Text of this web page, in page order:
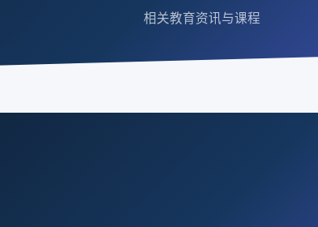
相关教育资讯与课程